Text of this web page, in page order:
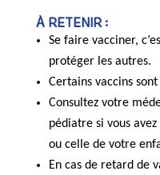
À RETENIR :
Se faire vacciner,
protéger les autres.
Certains vaccins
Consultez votre
pédiatre si vous
ou celle de votre
En cas de retard de